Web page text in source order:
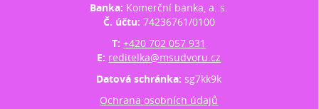
Banka: Komerční banka, a. s.
Č. účtu: 74236761/0100
T:+420 702 057 931
E: reditelka@msudvoru.cz
Datová schránka:sg7kk9k
Ochrana osobních údajů